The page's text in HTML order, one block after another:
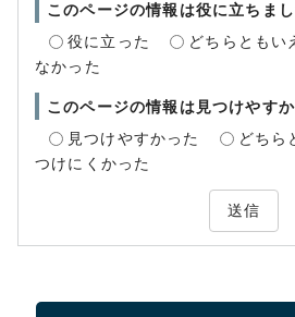
このページの情報は役に立ちまし
役に立った
どちらともい
なかった
このページの情報は見つけやす
見つけやすかった
どちら
つけにくかった
送信